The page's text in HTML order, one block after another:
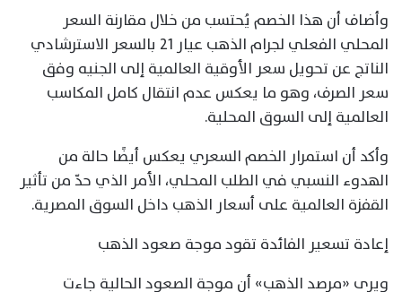
وأضاف أن هذا الخصم يُحتسب من خلال مقارنة السعر
المحلي الفعلي لجرام الذهب عيار 21 بالسعر الاسترشادي
الناتج عن تحويل سعر الأوقية العالمية إلى الجنيه وفق
سعر الصرف، وهو ما يعكس عدم انتقال كامل المكاسب
العالمية إلى السوق المحلية.
وأكد أن استمرار الخصم السعري يعكس أيضًا حالة من
الهدوء النسبي في الطلب المحلي، الأمر الذي حدّ من تأثير
القفزة العالمية على أسعار الذهب داخل السوق المصرية.
إعادة تسعير الفائدة تقود موجة صعود الذهب
ويرى «مرصد الذهب» أن موجة الصعود الحالية جاءت